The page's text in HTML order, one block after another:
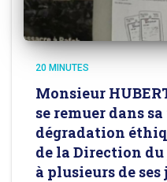
20 MINUTES
Monsieur
se remuer dans
dégradation
de la Direction du
à plusieurs de